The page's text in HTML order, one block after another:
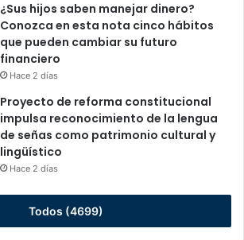
¿Sus hijos saben manejar dinero?
Conozca en esta nota cinco hábitos
que pueden cambiar su futuro
financiero
Hace 2 días
Proyecto de reforma constitucional
impulsa reconocimiento de la lengua
de señas como patrimonio cultural y
lingüístico
Hace 2 días
Todos (4699)